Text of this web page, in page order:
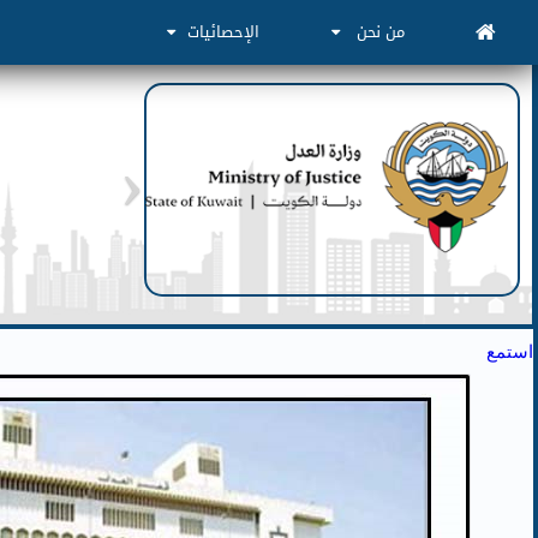
من نحن الإحصائيات
استمع